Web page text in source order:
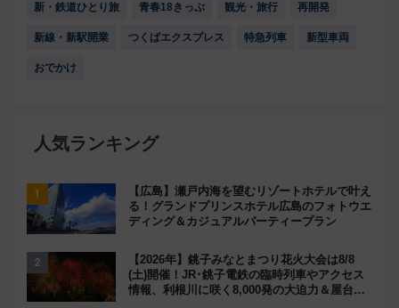
新・鉄道ひとり旅 青春18きっぷ 観光・旅行 再開発
新線・新駅開業 つくばエクスプレス 特急列車 新型車両
おでかけ
人気ランキング
【広島】瀬戸内海を望むリゾートホテルで叶え
る！グランドプリンスホテル広島のフォトウエ
ディング＆カジュアルパーティープラン
【2026年】銚子みなとまつり花火大会は8/8
(土)開催！JR･銚子電鉄の臨時列車やアクセス
情報、利根川に咲く8,000発の大迫力＆屋台を